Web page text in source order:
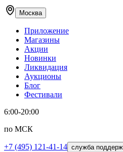
Москва
Приложение
Магазины
Акции
Новинки
Ликвидация
Аукционы
Блог
Фестивали
6:00-20:00
по МСК
+7 (495) 121-41-14 служба